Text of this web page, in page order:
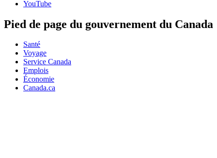
YouTube
Pied de page du gouvernement du Canada
Santé
Voyage
Service Canada
Emplois
Économie
Canada.ca